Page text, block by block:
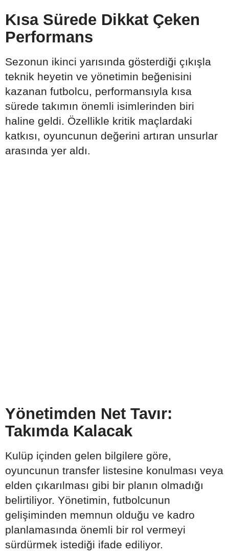
Kısa Sürede Dikkat Çeken
Performans
Sezonun ikinci yarısında gösterdiği çıkışla
teknik heyetin ve yönetimin beğenisini
kazanan futbolcu, performansıyla kısa
sürede takımın önemli isimlerinden biri
haline geldi. Özellikle kritik maçlardaki
katkısı, oyuncunun değerini artıran unsurlar
arasında yer aldı.
Yönetimden Net Tavır:
Takımda Kalacak
Kulüp içinden gelen bilgilere göre,
oyuncunun transfer listesine konulması veya
elden çıkarılması gibi bir planın olmadığı
belirtiliyor. Yönetimin, futbolcunun
gelişiminden memnun olduğu ve kadro
planlamasında önemli bir rol vermeyi
sürdürmek istediği ifade ediliyor.